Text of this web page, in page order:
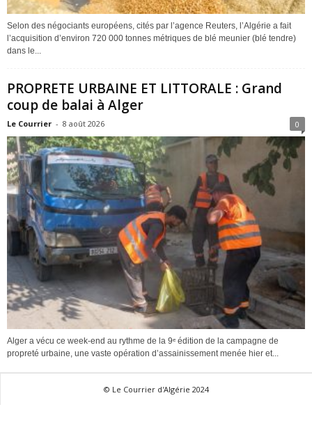
Selon des négociants européens, cités par l’agence Reuters, l’Algérie a fait
l’acquisition d’environ 720 000 tonnes métriques de blé meunier (blé tendre)
dans le...
PROPRETE URBAINE ET LITTORALE : Grand
coup de balai à Alger
Le Courrier - 8 août 2026 0
Alger a vécu ce week-end au rythme de la 9ᵉ édition de la campagne de
propreté urbaine, une vaste opération d’assainissement menée hier et...
© Le Courrier d'Algérie 2024